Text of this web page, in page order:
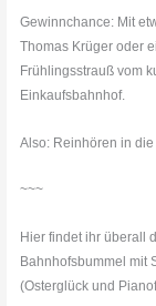
Gewinnchance: Mit
Thomas Krüger oder
Frühlingsstrauß vom
Einkaufsbahnhof.
Also: Reinhören in
~~~
Hier findet ihr überall
Bahnhofsbummel mit
(Osterglück und